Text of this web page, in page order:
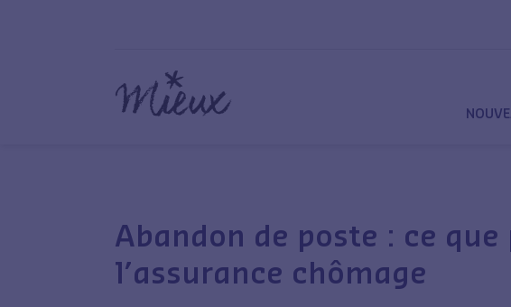
Abandon de poste : ce
l’assurance chômage